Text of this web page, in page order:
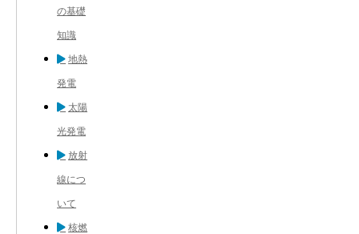
の基礎
知識
地熱
発電
太陽
光発電
放射
線につ
いて
核燃